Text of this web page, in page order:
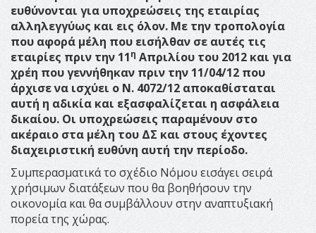
ευθύνονται για υποχρεώσεις της εταιρίας
αλληλεγγύως και εις όλον. Με την τροπολογία
που αφορά μέλη που εισήλθαν σε αυτές τις
εταιρίες πριν την 11η Απριλίου του 2012 και για
χρέη που γεννήθηκαν πριν την 11/04/12 που
άρχισε να ισχύει ο Ν. 4072/12 αποκαθίσταται
αυτή η αδικία και εξασφαλίζεται η ασφάλεια
δικαίου. Οι υποχρεώσεις παραμένουν στο
ακέραιο στα μέλη του ΔΣ και στους έχοντες
διαχειριστική ευθύνη αυτή την περίοδο.
Συμπερασματικά το σχέδιο Νόμου εισάγει σειρά
χρήσιμων διατάξεων που θα βοηθήσουν την
οικονομία και θα συμβάλλουν στην αναπτυξιακή
πορεία της χώρας.